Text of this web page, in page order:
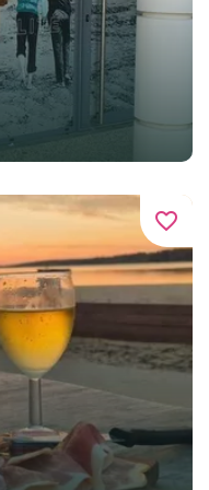
favorite_border